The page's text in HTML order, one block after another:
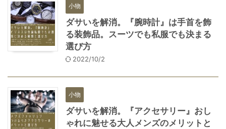
小物
ダサいを解消。『腕時計』は手首を飾
る装飾品。スーツでも私服でも決まる
選び方
2022/10/2
小物
ダサいを解消。『アクセサリー』おし
ゃれに魅せる大人メンズのメリットと